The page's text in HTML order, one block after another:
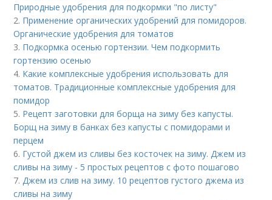
Природные удобрения для подкормки "по листу"
2. Применение органических удобрений для помидоров.
Органические удобрения для томатов
3. Подкормка осенью гортензии. Чем подкормить
гортензию осенью
4. Какие комплексные удобрения использовать для
томатов. Традиционные комплексные удобрения для
помидор
5. Рецепт заготовки для борща на зиму без капусты.
Борщ на зиму в банках без капусты с помидорами и
перцем
6. Густой джем из сливы без косточек на зиму. Джем из
сливы на зиму - 5 простых рецептов с фото пошагово
7.Джем из слив на зиму. 10 рецептов густого джема из
сливы на зиму